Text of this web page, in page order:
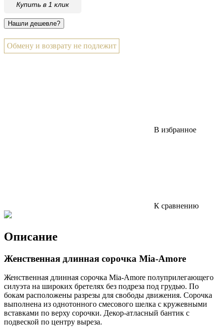
Купить в 1 клик
Обмену и возврату не подлежит
В избранное
К сравнению
Описание
Женственная длинная сорочка Mia-Amore
Женственная длинная сорочка Mia-Amore полуприлегающего
силуэта на широких бретелях без подреза под грудью. По
бокам расположены разрезы для свободы движения. Сорочка
выполнена из однотонного смесового шелка с кружевными
вставками по верху сорочки. Декор-атласный бантик с
подвеской по центру выреза.